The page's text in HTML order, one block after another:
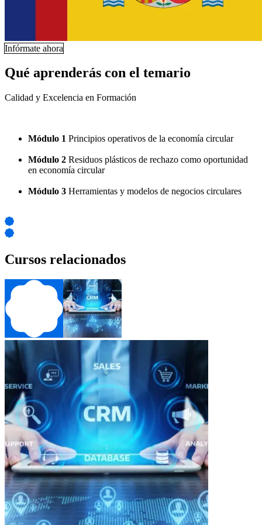
Infórmate ahora
Qué aprenderás con el temario
Calidad y Excelencia en Formación
Módulo 1 Principios operativos de la economía circular
Módulo 2 Residuos plásticos de rechazo como oportunidad
en economía circular
Módulo 3 Herramientas y modelos de negocios circulares
Cursos relacionados